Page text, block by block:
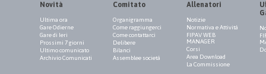
Novità
Ultima ora
Gare Odierne
Gare di Ieri
Prossimi 7 giorni
Ultimo comunicato
Archivio Comunicati
Comitato
Organigramma
Come raggiungerci
Come contattarci
Delibere
Bilanci
Assemblee società
Allenatori
Notizie
Normativa e Attività
FIPAV WEB
MANAGER
Corsi
Area Download
La Commissione